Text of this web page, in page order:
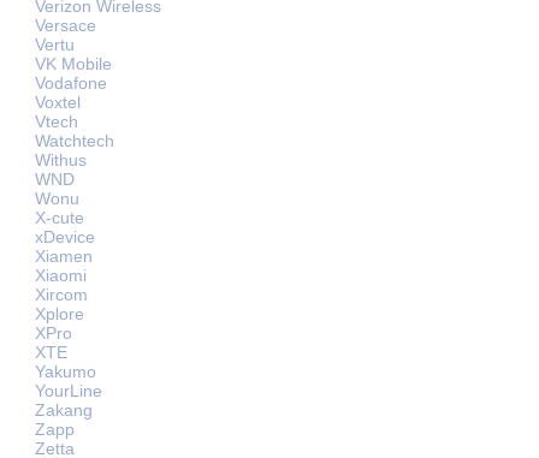
Verizon Wireless
Versace
Vertu
VK Mobile
Vodafone
Voxtel
Vtech
Watchtech
Withus
WND
Wonu
X-cute
xDevice
Xiamen
Xiaomi
Xircom
Xplore
XPro
XTE
Yakumo
YourLine
Zakang
Zapp
Zetta